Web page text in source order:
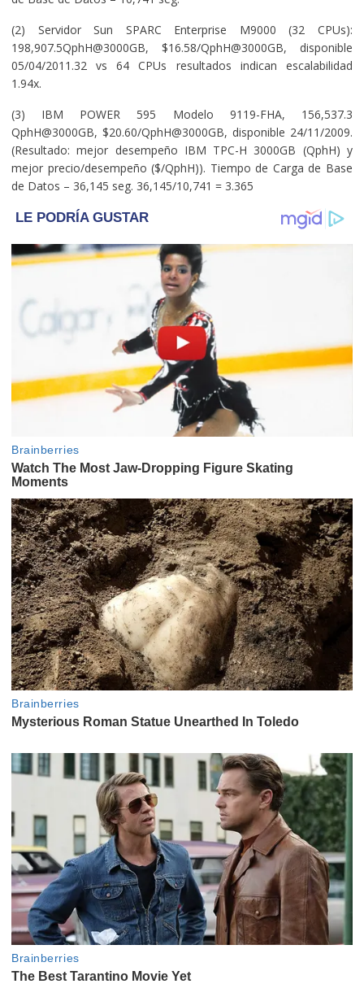
(2) Servidor Sun SPARC Enterprise M9000 (32 CPUs):
198,907.5QphH@3000GB, $16.58/QphH@3000GB, disponible
05/04/2011.32 vs 64 CPUs resultados indican escalabilidad
1.94x.
(3) IBM POWER 595 Modelo 9119-FHA, 156,537.3
QphH@3000GB, $20.60/QphH@3000GB, disponible 24/11/2009.
(Resultado: mejor desempeño IBM TPC-H 3000GB (QphH) y
mejor precio/desempeño ($/QphH)). Tiempo de Carga de Base
de Datos – 36,145 seg. 36,145/10,741 = 3.365